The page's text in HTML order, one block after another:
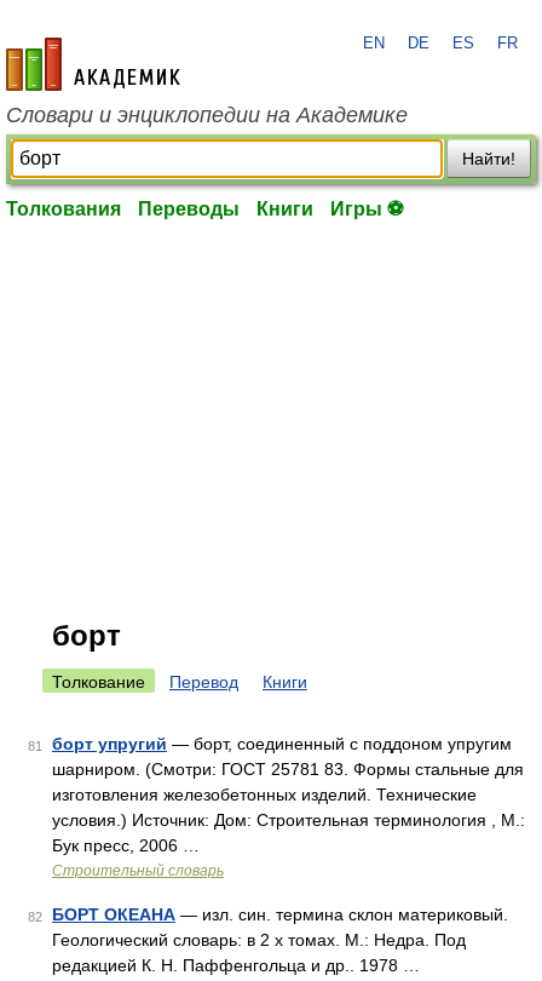
academic.ru
EN DE ES FR
Словари и энциклопедии на Академике
Найти!
Толкования Переводы Книги Игры ⚽
борт
Толкование Перевод Книги
81 борт упругий — борт, соединенный с поддоном упругим
шарниром. (Смотри: ГОСТ 25781 83. Формы стальные для
изготовления железобетонных изделий. Технические
условия.) Источник: Дом: Строительная терминология , М.:
Бук пресс, 2006 …
Строительный словарь
82 БОРТ ОКЕАНА — изл. син. термина склон материковый.
Геологический словарь: в 2 х томах. М.: Недра. Под
редакцией К. Н. Паффенгольца и др.. 1978 …